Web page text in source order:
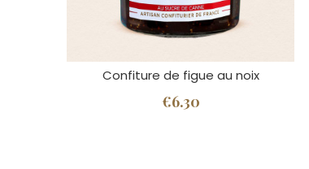
Confiture de figue au noix
€6.30